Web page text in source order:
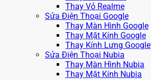
Thay Vỏ Realme
Sửa Điện Thoại Google
Thay Màn Hình Google
Thay Mặt Kính Google
Thay Kính Lưng Google
Sửa Điện Thoại Nubia
Thay Màn Hình Nubia
Thay Mặt Kính Nubia